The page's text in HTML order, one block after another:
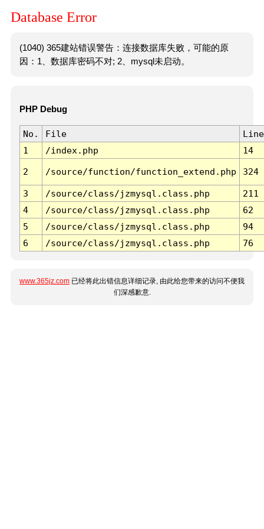
Database Error
(1040) 365建站错误警告：连接数据库失败，可能的原
因：1、数据库密码不对; 2、mysql未启动。
PHP Debug
No. File
Line
1
/index.php 14
2 /source/function/function_extend.php 324
3 /source/class/jzmysql.class.php
211
4
/source/class/jzmysql.class.php
62
5
/source/class/jzmysql.class.php
94
6
/source/class/jzmysql.class.php 76
www.365jz.com 已经将此出错信息详细记录, 由此给您带来的访问不便我
们深感歉意.